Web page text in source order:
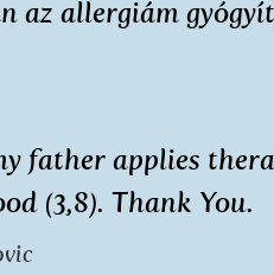
az allergiám
father applies
(3,8). Thank You.